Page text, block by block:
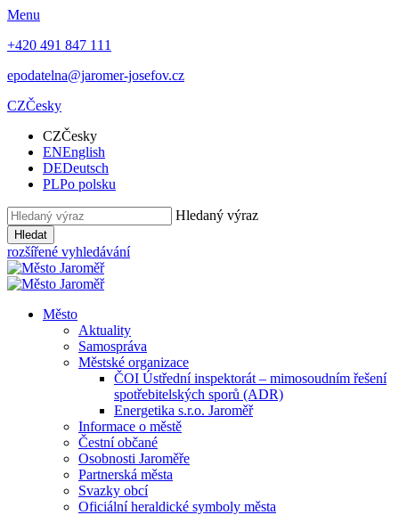
Menu
+420 491 847 111
epodatelna@jaromer-josefov.cz
CZČesky
CZČesky
ENEnglish
DEDeutsch
PLPo polsku
Hledaný výraz
Hledat
rozšířené vyhledávání
Město
Aktuality
Samospráva
Městské organizace
ČOI Ústřední inspektorát – mimosoudním řešení
spotřebitelských sporů (ADR)
Energetika s.r.o. Jaroměř
Informace o městě
Čestní občané
Osobnosti Jaroměře
Partnerská města
Svazky obcí
Oficiální heraldické symboly města